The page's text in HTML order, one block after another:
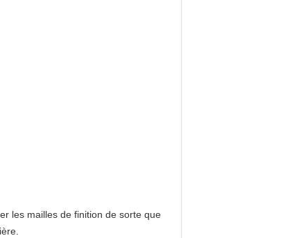
les mailles de finition de sorte que